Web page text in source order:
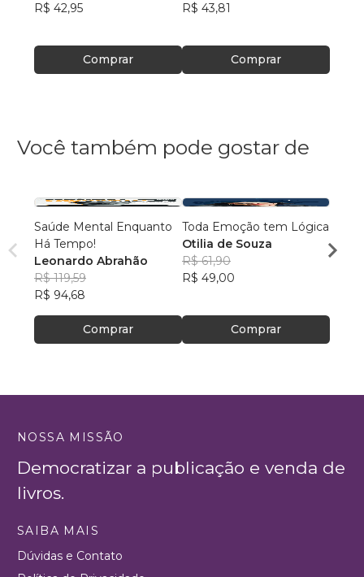
R$ 42,95
Comprar
R$ 43,81
Comprar
Você também pode gostar de
Saúde Mental Enquanto
Há Tempo!
Leonardo Abrahão
R$ 119,59
R$ 94,68
Comprar
Toda Emoção tem Lógica
Otilia de Souza
R$ 61,90
R$ 49,00
Comprar
do
NOSSA MISSÃO
Democratizar a publicação e venda de
livros.
SAIBA MAIS
Dúvidas e Contato